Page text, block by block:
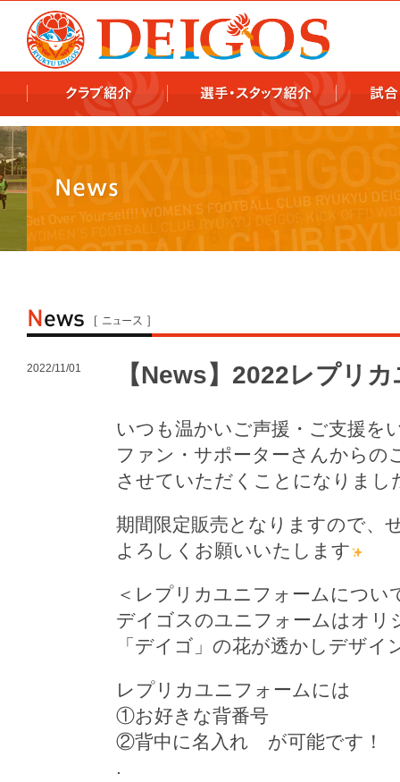
2022/11/01 【News】2022レプリ
いつも温かいご声援・ご支援を
ファン・サポーターさんからの
させていただくことになりまし
期間限定販売となりますので、
よろしくお願いいたします
＜レプリカユニフォームについ
デイゴスのユニフォームはオ
「デイゴ」の花が透かしデザ
レプリカユニフォームには
①お好きな背番号
②背中に名入れ が可能です！
.